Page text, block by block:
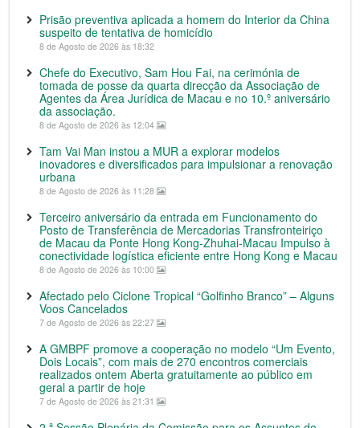
Prisão preventiva aplicada a homem do Interior da China
suspeito de tentativa de homicídio
8 de Agosto de 2026 às 18:32
Chefe do Executivo, Sam Hou Fai, na cerimónia de
tomada de posse da quarta direcção da Associação de
Agentes da Área Jurídica de Macau e no 10.º aniversário
da associação.
8 de Agosto de 2026 às 12:04
Tam Vai Man instou a MUR a explorar modelos
inovadores e diversificados para impulsionar a renovação
urbana
8 de Agosto de 2026 às 11:28
Terceiro aniversário da entrada em Funcionamento do
Posto de Transferência de Mercadorias Transfronteiriço
de Macau da Ponte Hong Kong-Zhuhai-Macau Impulso à
conectividade logística eficiente entre Hong Kong e Macau
8 de Agosto de 2026 às 10:00
Afectado pelo Ciclone Tropical “Golfinho Branco” – Alguns
Voos Cancelados
7 de Agosto de 2026 às 22:27
A GMBPF promove a cooperação no modelo “Um Evento,
Dois Locais”, com mais de 270 encontros comerciais
realizados ontem Aberta gratuitamente ao público em
geral a partir de hoje
7 de Agosto de 2026 às 21:31